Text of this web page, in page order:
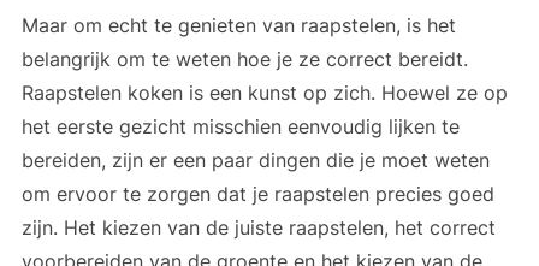
Maar om echt te genieten van raapstelen, is het
belangrijk om te weten hoe je ze correct bereidt.
Raapstelen koken is een kunst op zich. Hoewel ze op
het eerste gezicht misschien eenvoudig lijken te
bereiden, zijn er een paar dingen die je moet weten
om ervoor te zorgen dat je raapstelen precies goed
zijn. Het kiezen van de juiste raapstelen, het correct
voorbereiden van de groente en het kiezen van de